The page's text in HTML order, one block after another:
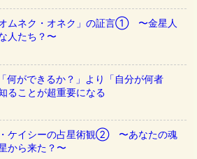
ムネク・オネク」の証言① 〜金星人
人たち？〜
何ができるか？」より「自分が何者
ることが超重要になる
ケイシーの占星術観② 〜あなたの魂
から来た？〜